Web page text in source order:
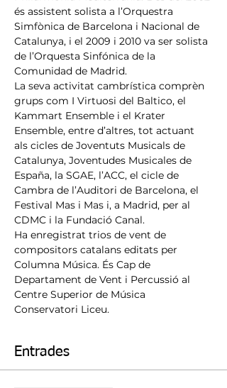
és assistent solista a l’Orquestra
Simfònica de Barcelona i Nacional de
Catalunya, i el 2009 i 2010 va ser solista
de l’Orquesta Sinfónica de la
Comunidad de Madrid.
La seva activitat cambrística comprèn
grups com I Virtuosi del Baltico, el
Kammart Ensemble i el Krater
Ensemble, entre d’altres, tot actuant
als cicles de Joventuts Musicals de
Catalunya, Joventudes Musicales de
España, la SGAE, l’ACC, el cicle de
Cambra de l’Auditori de Barcelona, ​​el
Festival Mas i Mas i, a Madrid, per al
CDMC i la Fundació Canal.
Ha enregistrat trios de vent de
compositors catalans editats per
Columna Música. És Cap de
Departament de Vent i Percussió al
Centre Superior de Música
Conservatori Liceu.
Entrades